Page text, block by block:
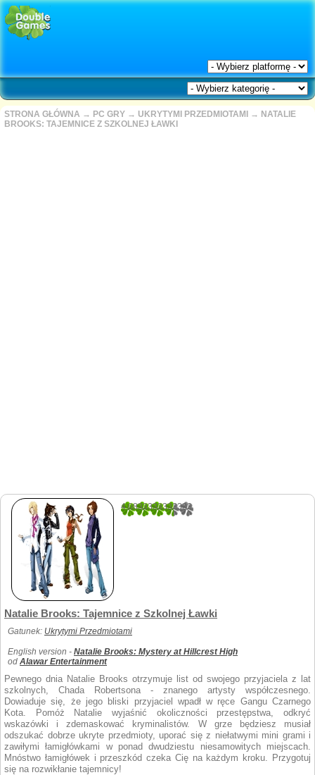
STRONA GŁÓWNA → PC GRY → UKRYTYMI PRZEDMIOTAMI → NATALIE
BROOKS: TAJEMNICE Z SZKOLNEJ ŁAWKI
4.0833333333333
Natalie Brooks: Tajemnice z Szkolnej Ławki
Gatunek: Ukrytymi Przedmiotami
English version - Natalie Brooks: Mystery at Hillcrest High
od Alawar Entertainment
Pewnego dnia Natalie Brooks otrzymuje list od swojego przyjaciela z lat
szkolnych, Chada Robertsona - znanego artysty współczesnego.
Dowiaduje się, że jego bliski przyjaciel wpadł w ręce Gangu Czarnego
Kota. Pomóż Natalie wyjaśnić okoliczności przestępstwa, odkryć
wskazówki i zdemaskować kryminalistów. W grze będziesz musiał
odszukać dobrze ukryte przedmioty, uporać się z niełatwymi mini grami i
zawiłymi łamigłówkami w ponad dwudziestu niesamowitych miejscach.
Mnóstwo łamigłówek i przeszkód czeka Cię na każdym kroku. Przygotuj
się na rozwikłanie tajemnicy!